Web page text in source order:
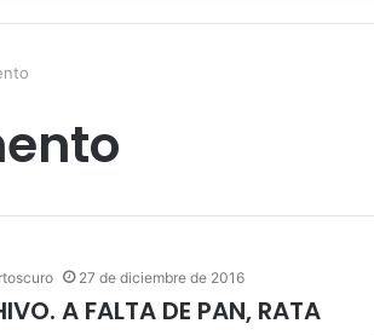
27 de diciembre de 2016
A FALTA DE PAN, RATA